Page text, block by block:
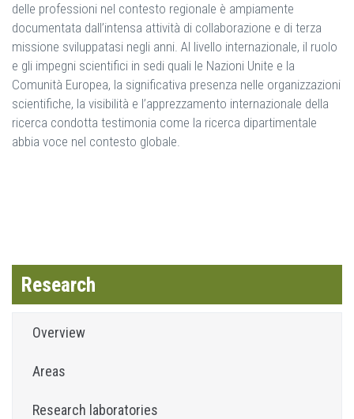
delle professioni nel contesto regionale è ampiamente
documentata dall’intensa attività di collaborazione e di terza
missione sviluppatasi negli anni. Al livello internazionale, il ruolo
e gli impegni scientifici in sedi quali le Nazioni Unite e la
Comunità Europea, la significativa presenza nelle organizzazioni
scientifiche, la visibilità e l’apprezzamento internazionale della
ricerca condotta testimonia come la ricerca dipartimentale
abbia voce nel contesto globale.
Research
Overview
Areas
Research laboratories